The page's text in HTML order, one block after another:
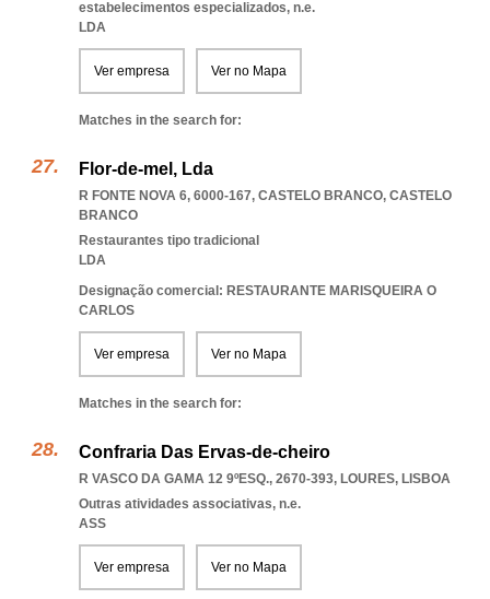
estabelecimentos especializados, n.e.
LDA
Ver empresa Ver no Mapa
Matches in the search for:
Flor-de-mel, Lda
R FONTE NOVA 6, 6000-167, CASTELO BRANCO, CASTELO
BRANCO
Restaurantes tipo tradicional
LDA
Designação comercial: RESTAURANTE MARISQUEIRA O
CARLOS
Ver empresa Ver no Mapa
Matches in the search for:
Confraria Das Ervas-de-cheiro
R VASCO DA GAMA 12 9ºESQ., 2670-393, LOURES, LISBOA
Outras atividades associativas, n.e.
ASS
Ver empresa Ver no Mapa